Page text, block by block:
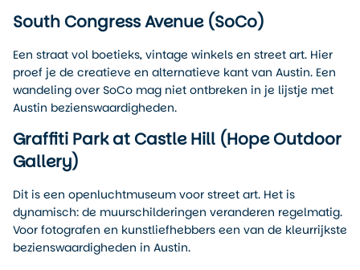
South Congress Avenue (SoCo)
Een straat vol boetieks, vintage winkels en street art. Hier
proef je de creatieve en alternatieve kant van Austin. Een
wandeling over SoCo mag niet ontbreken in je lijstje met
Austin bezienswaardigheden.
Graffiti Park at Castle Hill (Hope Outdoor
Gallery)
Dit is een openluchtmuseum voor street art. Het is
dynamisch: de muurschilderingen veranderen regelmatig.
Voor fotografen en kunstliefhebbers een van de kleurrijkste
bezienswaardigheden in Austin.